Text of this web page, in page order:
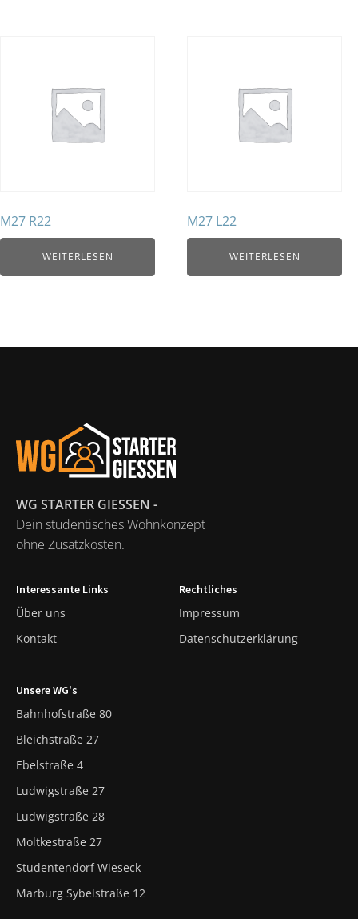
M27 R22
WEITERLESEN
M27 L22
WEITERLESEN
WG STARTER GIESSEN -
Dein studentisches Wohnkonzept
ohne Zusatzkosten.
Interessante Links
Über uns
Kontakt
Rechtliches
Impressum
Datenschutzerklärung
Unsere WG's
Bahnhofstraße 80
Bleichstraße 27
Ebelstraße 4
Ludwigstraße 27
Ludwigstraße 28
Moltkestraße 27
Studentendorf Wieseck
Marburg Sybelstraße 12